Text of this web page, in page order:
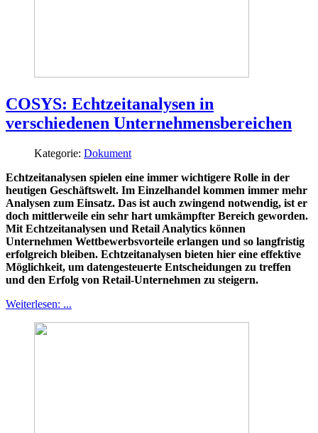
COSYS: Echtzeitanalysen in
verschiedenen Unternehmensbereichen
Kategorie: Dokument
Echtzeitanalysen spielen eine immer wichtigere Rolle in der
heutigen Geschäftswelt. Im Einzelhandel kommen immer mehr
Analysen zum Einsatz. Das ist auch zwingend notwendig, ist er
doch mittlerweile ein sehr hart umkämpfter Bereich geworden.
Mit Echtzeitanalysen und Retail Analytics können
Unternehmen Wettbewerbsvorteile erlangen und so langfristig
erfolgreich bleiben. Echtzeitanalysen bieten hier eine effektive
Möglichkeit, um datengesteuerte Entscheidungen zu treffen
und den Erfolg von Retail-Unternehmen zu steigern.
Weiterlesen: ...